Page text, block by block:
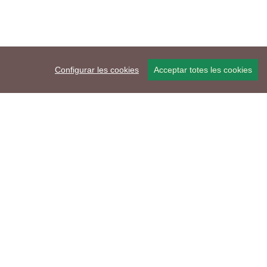
Configurar les cookies Acceptar totes les cookies